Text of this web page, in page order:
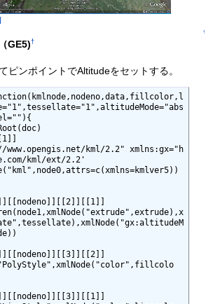
↑
GE5)†
ピンポイントでAltitudeをセットする。
kml/2.2" xmlns:gx="h
kml/ext/2.2'